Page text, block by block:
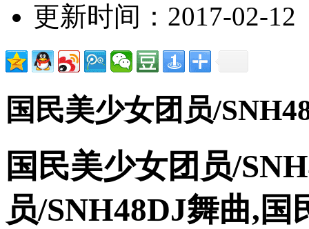
更新时间：2017-02-12
国民美少女团员/
国民美少女团员/
员/SNH48DJ舞曲,